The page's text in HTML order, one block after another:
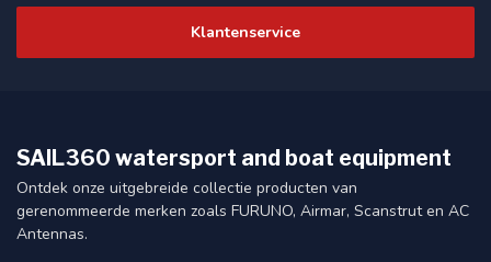
Klantenservice
SAIL360 watersport and boat equipment
Ontdek onze uitgebreide collectie producten van
gerenommeerde merken zoals FURUNO, Airmar, Scanstrut en AC
Antennas.